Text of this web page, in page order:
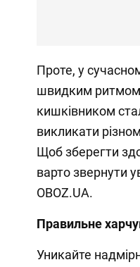
Проте, у
швидким
кишківником
викликати
Щоб зберегти
варто звернути
OBOZ.UA.
Правильне
Уникайте